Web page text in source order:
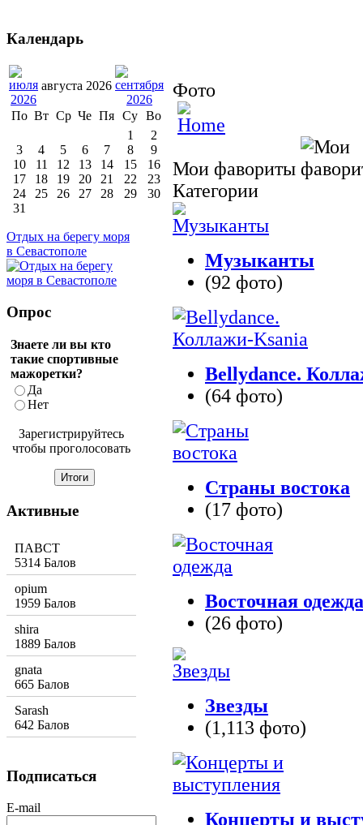
Фото
Мои фавориты
Категории
Музыканты
(92 фото)
Bellydance.
(64 фото)
Страны востока
(17 фото)
Восточная одежда
(26 фото)
Звезды
(1,113 фото)
Концерты и
Календарь
августа 2026
По Вт Ср Че Пя Су Во
1
2
3
4 5 6 7 8
9
10
11 12 13 14 15
16
17
18 19 20 21 22
23
24
25 26 27 28 29
30
31
Отдых на берегу моря
в Севастополе
Опрос
Знаете ли вы кто
такие спортивные
мажоретки?
Да
Нет
Зарегистрируйтесь
чтобы проголосовать
Активные
ПАВСТ
5314 Балов
opium
1959 Балов
shira
1889 Балов
gnata
665 Балов
Sarash
642 Балов
Подписаться
E-mail